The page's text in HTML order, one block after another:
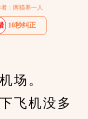
：两猫养一人
10秒纠正
场。
飞机没多